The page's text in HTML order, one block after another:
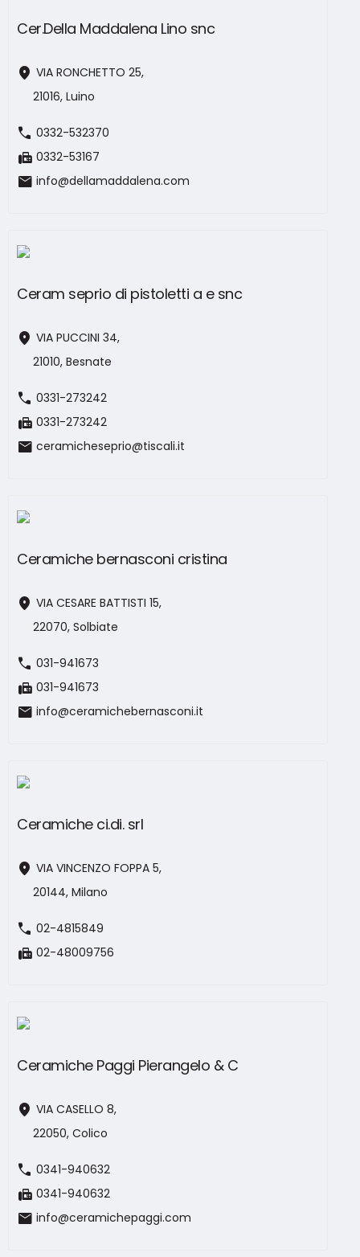
Cer.Della Maddalena Lino snc
location_on VIA RONCHETTO 25,
21016, Luino
call 0332-532370
fax 0332-53167
mail info@dellamaddalena.com
Ceram seprio di pistoletti a e snc
location_on VIA PUCCINI 34,
21010, Besnate
call 0331-273242
fax 0331-273242
mail ceramicheseprio@tiscali.it
Ceramiche bernasconi cristina
location_on VIA CESARE BATTISTI 15,
22070, Solbiate
call 031-941673
fax 031-941673
mail info@ceramichebernasconi.it
Ceramiche ci.di. srl
location_on VIA VINCENZO FOPPA 5,
20144, Milano
call 02-4815849
fax 02-48009756
Ceramiche Paggi Pierangelo & C
location_on VIA CASELLO 8,
22050, Colico
call 0341-940632
fax 0341-940632
mail info@ceramichepaggi.com